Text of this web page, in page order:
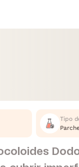
Tipo